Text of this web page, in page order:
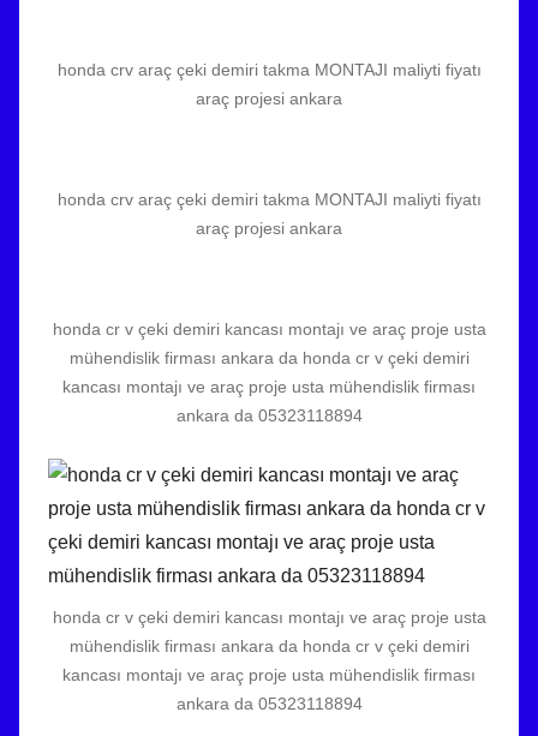
honda crv araç çeki demiri takma MONTAJI maliyti fiyatı
araç projesi ankara
honda crv araç çeki demiri takma MONTAJI maliyti fiyatı
araç projesi ankara
honda cr v çeki demiri kancası montajı ve araç proje usta
mühendislik firması ankara da honda cr v çeki demiri
kancası montajı ve araç proje usta mühendislik firması
ankara da 05323118894
honda cr v çeki demiri kancası montajı ve araç proje usta
mühendislik firması ankara da honda cr v çeki demiri
kancası montajı ve araç proje usta mühendislik firması
ankara da 05323118894